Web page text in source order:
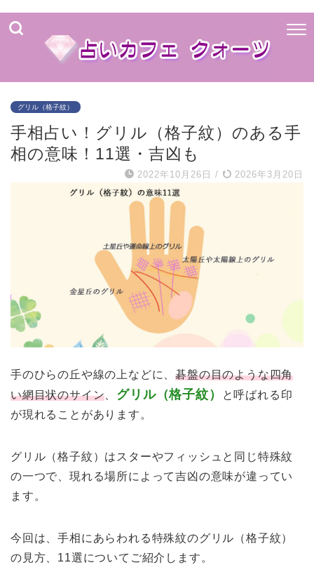
グリル（格子紋）
手相占い！グリル（格子紋）のある手
相の意味！11選・吉凶も
2022年10月26日 / 2026年3月20日
手のひらの丘や線の上などに、碁盤の目のような四角
い網目状のサイン
グリル（格子紋）
と呼ばれる印
が現れることがあります。
グリル（格子紋）はスターやフィッシュと同じ特殊紋
の一つで、現れる場所によって吉凶の意味が違ってい
ます。
今回は、手相にあらわれる特殊紋のグリル（格子紋）
の見方、11選についてご紹介します。